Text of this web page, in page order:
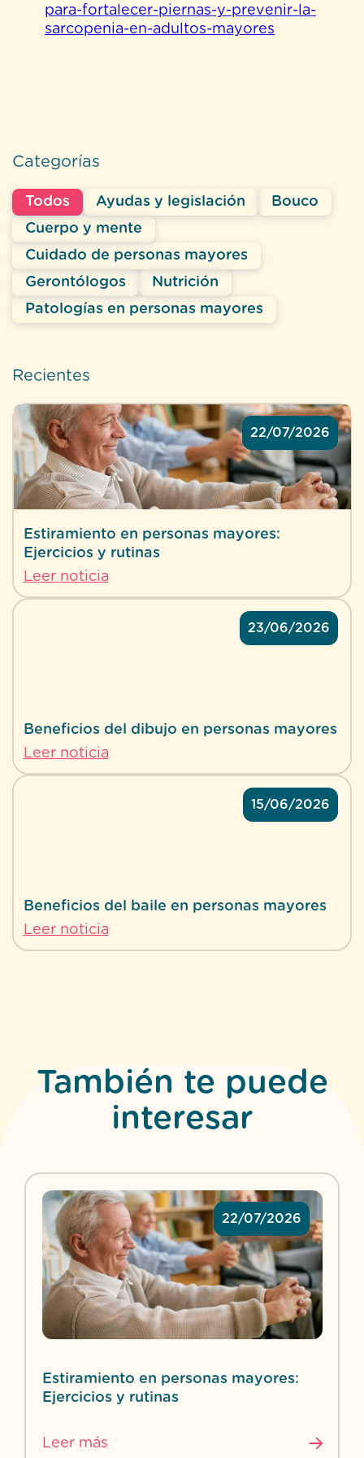
para-fortalecer-piernas-y-prevenir-la-
sarcopenia-en-adultos-mayores
Categorías
Todos Ayudas y legislación
Bouco
Cuerpo y mente
Cuidado de personas mayores
Gerontólogos
Nutrición
Patologías en personas mayores
Recientes
22/07/2026
Estiramiento en personas mayores:
Ejercicios y rutinas
Leer noticia
23/06/2026
Beneficios del dibujo en personas mayores
Leer noticia
15/06/2026
Beneficios del baile en personas mayores
Leer noticia
También te puede
interesar
22/07/2026
Estiramiento en personas mayores:
Ejercicios y rutinas
Leer más